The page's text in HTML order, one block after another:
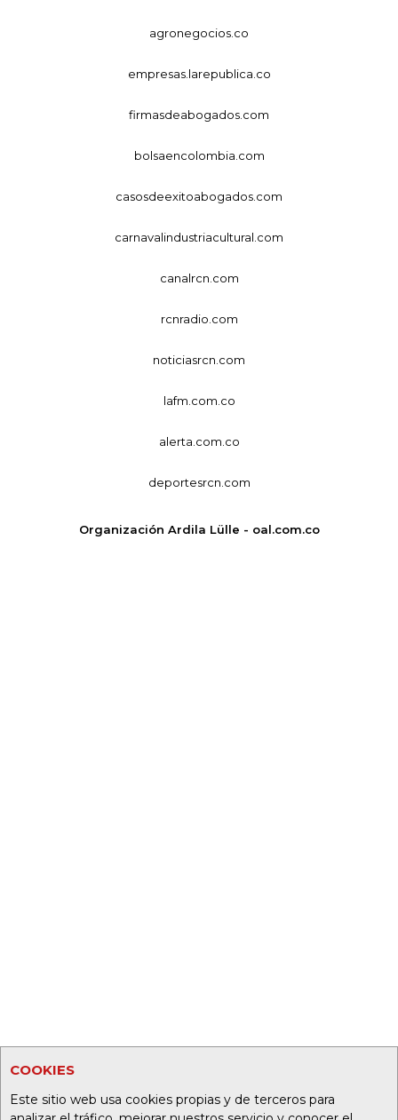
COOKIES
Este sitio web usa cookies propias y de terceros para
agronegocios.co
empresas.larepublica.co
firmasdeabogados.com
bolsaencolombia.com
casosdeexitoabogados.com
carnavalindustriacultural.com
canalrcn.com
rcnradio.com
noticiasrcn.com
lafm.com.co
alerta.com.co
deportesrcn.com
Organización Ardila Lülle - oal.com.co